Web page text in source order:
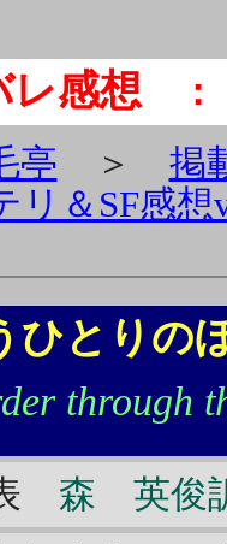
レ感想 ：
亭 ＞ 掲
リ＆SF感想
ひとりの
through
森 英俊